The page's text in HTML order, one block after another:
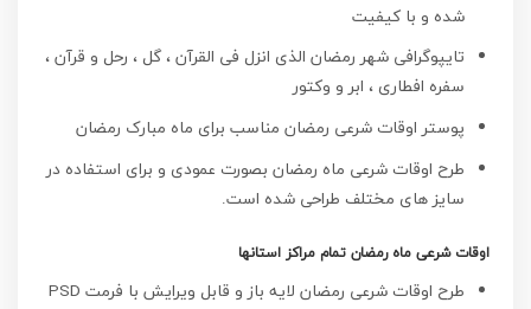
شده و با کیفیت
تایپوگرافی شهر رمضان الذی انزل فی القرآن ، گل ، رحل و قرآن ،
سفره افطاری ، ابر و وکتور
پوستر اوقات شرعی رمضان مناسب برای ماه مبارک رمضان
طرح اوقات شرعی ماه رمضان بصورت عمودی و برای استفاده در
سایز های مختلف طراحی شده است.
اوقات شرعی ماه رمضان تمام مراکز استانها
طرح اوقات شرعی رمضان لایه باز و قابل ویرایش با فرمت PSD